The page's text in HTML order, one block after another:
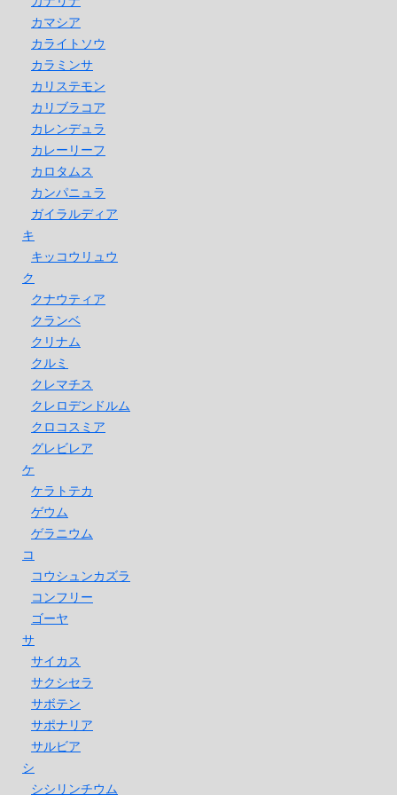
カマシア
カライトソウ
カラミンサ
カリステモン
カリブラコア
カレンデュラ
カレーリーフ
カロタムス
カンパニュラ
ガイラルディア
キ
キッコウリュウ
ク
クナウティア
クランベ
クリナム
クルミ
クレマチス
クレロデンドルム
クロコスミア
グレビレア
ケ
ケラトテカ
ゲウム
ゲラニウム
コ
コウシュンカズラ
コンフリー
ゴーヤ
サ
サイカス
サクシセラ
サボテン
サポナリア
サルビア
シ
シシリンチウム